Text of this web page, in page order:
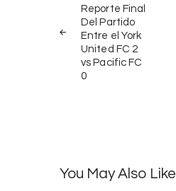
navigation
POST
Reporte Final
Del Partido
Entre el York
United FC 2
vs Pacific FC
0
You May Also Like